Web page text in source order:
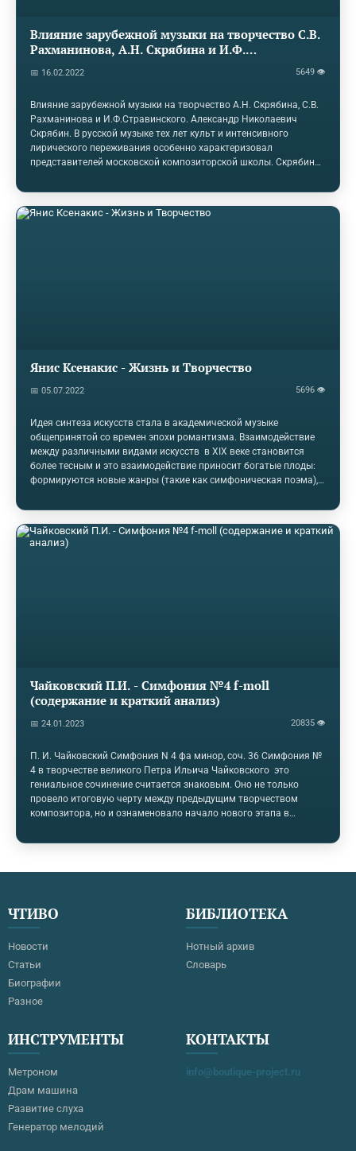
Влияние зарубежной музыки на творчество С.В.
Рахманинова, А.Н. Скрябина и И.Ф.
📅 16.02.2022 5649 👁
Влияние зарубежной музыки на творчество А.Н. Скрябина, С.В.
Рахманинова и И.Ф.Стравинского. Александр Николаевич
Скрябин. В русской музыке тех лет культ и интенсивного
лирического переживания особенно характеризовал
представителей московской композиторской школы. Скрябин
последователем Чайковского: и у Рахманинова, и у Скрябина
творческий и исполнительский дар выступили в
нерасторжимом единстве, и у того, и у другого главным
Янис Ксенакис - Жизнь и Творчество
📅 05.07.2022 5696 👁
Идея синтеза искусств стала в академической музыке
общепринятой со времен эпохи романтизма. Взаимодействие
между различными видами искусств в XIX веке становится
более тесным и это взаимодействие приносит богатые плоды:
формируются новые жанры (такие как симфоническая поэма),
художественная песня, совершенствуются вокальные жанры в
целом) и даже появляются новые стили (например,
импрессионизм). XX век выводит идею синтеза на новый
уровень. Композиторы начинают обращаться не только к
Чайковский П.И. - Симфония №4 f-moll
(содержание и краткий анализ)
📅 24.01.2023 20835 👁
П. И. Чайковский Симфония N 4 фа минор, соч. 36 Симфония №
4 в творчестве великого Петра Ильича Чайковского это
гениальное сочинение считается знаковым. Оно не только
провело итоговую черту между предыдущим творчеством
композитора, но и ознаменовало начало нового этапа в
музыки Четвёртая симфония Чайковского стала первой
произведениями Людвига ван Бетховена, так как представляет
начале семидесятых годов Чайковский, будучи автором…
ЧТИВО
Новости
Статьи
Биографии
Разное
БИБЛИОТЕКА
Нотный архив
Словарь
ИНСТРУМЕНТЫ
Метроном
Драм машина
Развитие слуха
Генератор мелодий
КОНТАКТЫ
info@boutique-project.ru